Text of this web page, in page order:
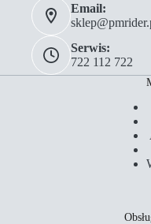
Email:
Serwis:
722 112 722